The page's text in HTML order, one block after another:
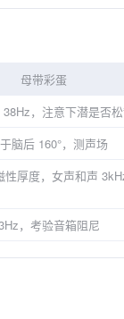
母带彩蛋
，注意下潜是否
脑后 160°，测声场
性厚度，女声和声
，考验音箱阻尼